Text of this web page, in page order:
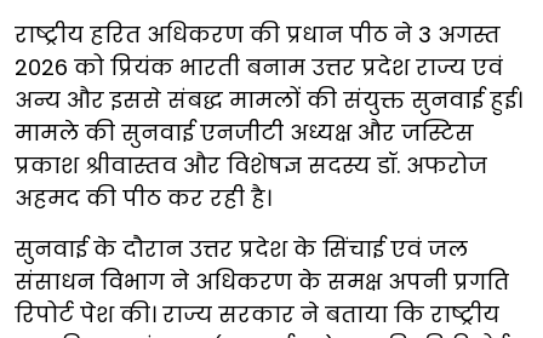
राष्ट्रीय हरित अधिकरण की प्रधान पीठ ने 3 अगस्त
2026 को प्रियंक भारती बनाम उत्तर प्रदेश राज्य एवं
अन्य और इससे संबद्ध मामलों की संयुक्त सुनवाई हुई।
मामले की सुनवाई एनजीटी अध्यक्ष और जस्टिस
प्रकाश श्रीवास्तव और विशेषज्ञ सदस्य डॉ. अफरोज
अहमद की पीठ कर रही है।
सुनवाई के दौरान उत्तर प्रदेश के सिंचाई एवं जल
संसाधन विभाग ने अधिकरण के समक्ष अपनी प्रगति
रिपोर्ट पेश की। राज्य सरकार ने बताया कि राष्ट्रीय